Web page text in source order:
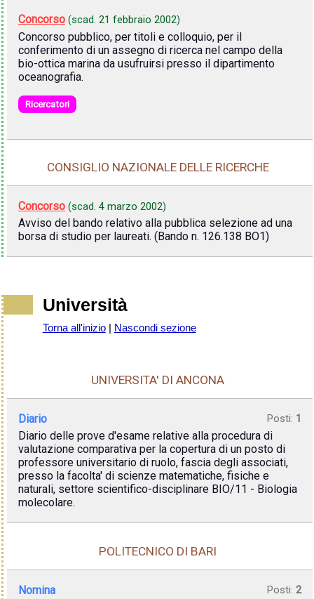
Concorso (scad. 21 febbraio 2002)
Concorso pubblico, per titoli e colloquio, per il
conferimento di un assegno di ricerca nel campo della
bio-ottica marina da usufruirsi presso il dipartimento
oceanografia.
Ricercatori
CONSIGLIO NAZIONALE DELLE RICERCHE
Concorso (scad. 4 marzo 2002)
Avviso del bando relativo alla pubblica selezione ad una
borsa di studio per laureati. (Bando n. 126.138 BO1)
Università
Torna all'inizio| Nascondi sezione
UNIVERSITA' DI ANCONA
Diario Posti: 1
Diario delle prove d'esame relative alla procedura di
valutazione comparativa per la copertura di un posto di
professore universitario di ruolo, fascia degli associati,
presso la facolta' di scienze matematiche, fisiche e
naturali, settore scientifico-disciplinare BIO/11 - Biologia
molecolare.
POLITECNICO DI BARI
Nomina Posti: 2